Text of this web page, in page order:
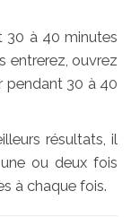
30 à 40 minutes
entrerez, ouvrez
pendant 30 à 40
résultats, il
ou deux fois
à chaque fois.